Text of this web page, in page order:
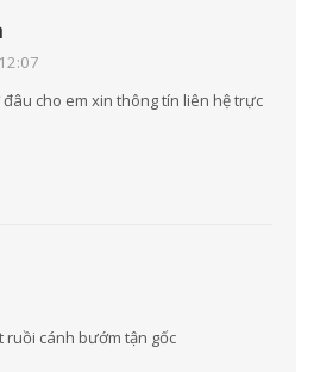
đâu cho em xin thông tín liên hệ trực
ruồi cánh bướm tận gốc